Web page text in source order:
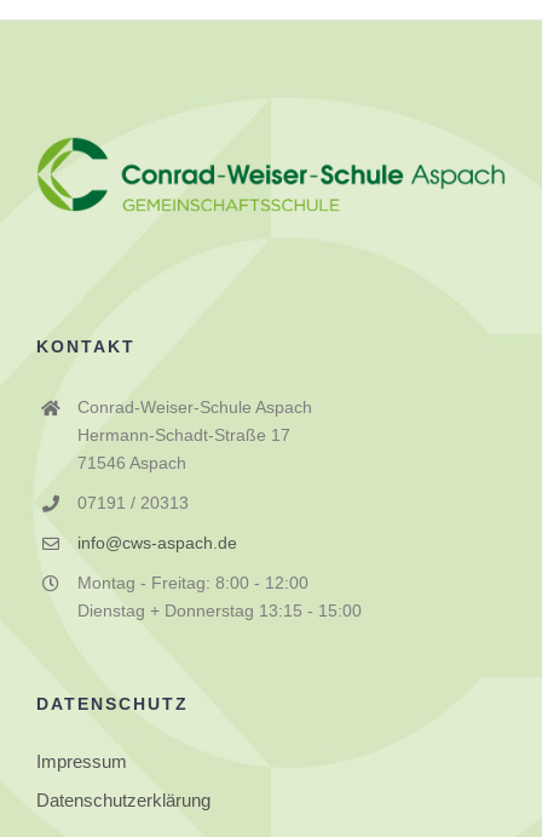
KONTAKT
Conrad-Weiser-Schule Aspach
Hermann-Schadt-Straße 17
71546 Aspach
07191 / 20313
info@cws-aspach.de
Montag - Freitag: 8:00 - 12:00
Dienstag + Donnerstag 13:15 - 15:00
DATENSCHUTZ
Impressum
Datenschutzerklärung